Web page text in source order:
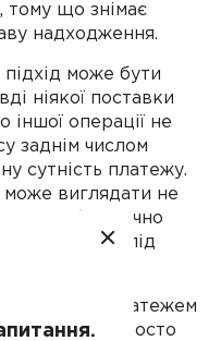
тому що знімає
надходження.
може бути
ніякої поставки
іншої операції не
заднім числом
сутність платежу.
може виглядати не
спроба штучно
переказ під
коли за платежем
операція, просто